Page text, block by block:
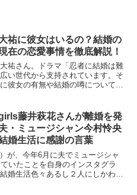
祐に彼女はいるの？結婚の
在の恋愛事情を徹底解説！
祐さん。ドラマ「忍者に結婚は難
い世代から支持されています。そ
彼女の有無や結婚の噂について、
藤井萩花さんが離婚を発
・ミュージシャン今村怜央
婚生活に感謝の言葉
が、今年6月に夫でミュージシャ
いたことを自身のインスタグラ
婚生活色々あるし２人にしかわか